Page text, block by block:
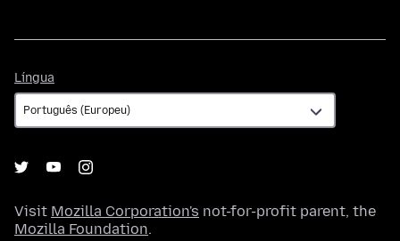
Língua
Visit Mozilla Corporation's not-for-profit parent, the
Mozilla Foundation.